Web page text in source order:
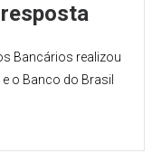
Bancários realizou
o Banco do Brasil